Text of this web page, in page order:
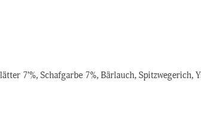
7’%, Schafgarbe 7%, Bärlauch, Spitzwegerich,